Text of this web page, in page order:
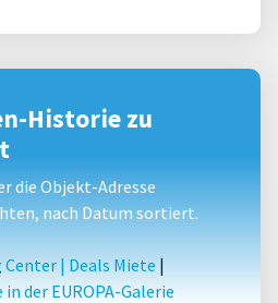
Historie zu
die Objekt-Adresse
nach Datum sortiert.
Center | Deals Miete |
der EUROPA-Galerie